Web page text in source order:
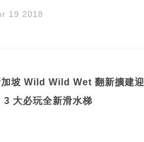
19 2018
加坡 Wild Wild Wet 翻新擴建
3 大必玩全新滑水梯